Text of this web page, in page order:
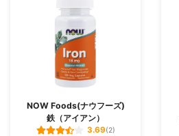
NOW Foods(ナウフーズ)
鉄（アイアン）
3.69(2)